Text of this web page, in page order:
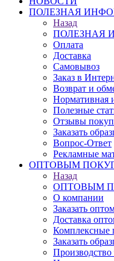
ПОЛЕЗНАЯ
Назад
ПОЛЕЗНАЯ
Оплата
Доставка
Самовывоз
Заказ в
Возврат и
Нормативная
Полезные
Отзывы
Заказать
Вопрос-Ответ
Рекламные
ОПТОВЫМ
Назад
ОПТОВЫМ
О компании
Заказать
Доставка
Комплексные
Заказать
Производство